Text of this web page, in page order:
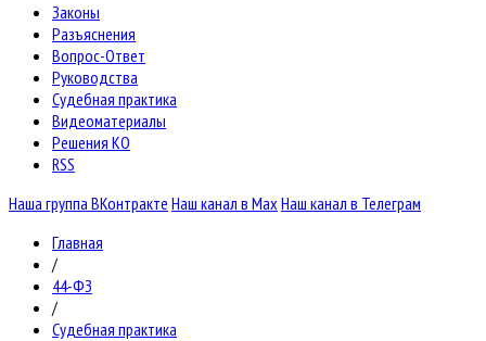
Законы
Разъяснения
Вопрос-Ответ
Руководства
Судебная практика
Видеоматериалы
Решения КО
RSS
Наша группа ВКонтракте Наш канал в Max Наш канал в Телеграм
Главная
/
44-ФЗ
/
Судебная практика